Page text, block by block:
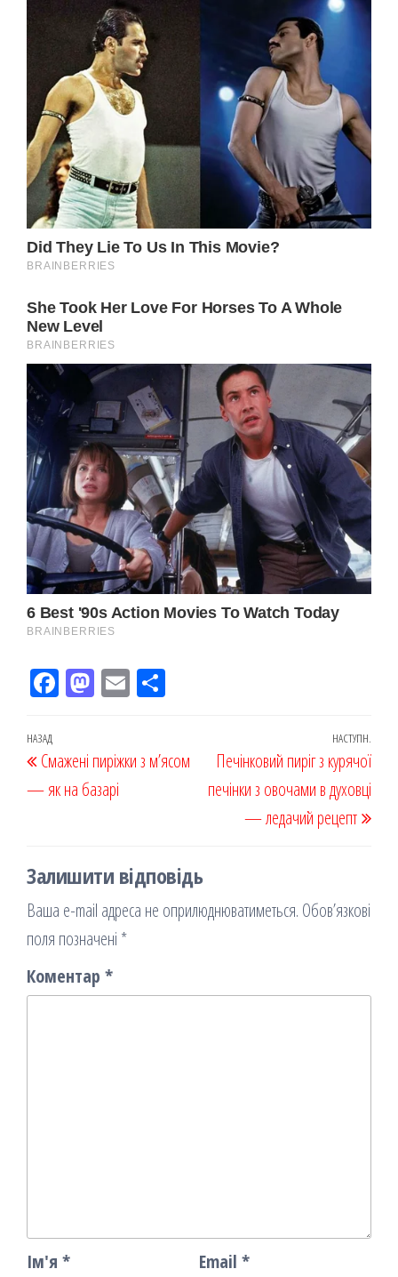
Fac
k
M
on
Em
ис
Навігація
записів
Попередній
запис
НАЗАД
Смажені пиріжки з м’ясом
— як на базарі
НАСТУПН.
Печінковий пиріг з курячої
печінки з овочами в духовці
— ледачий рецепт
Залишити відповідь
Ваша e-mail адреса не оприлюднюватиметься. Обов’язкові
поля позначені *
Коментар *
Ім'я * Email *